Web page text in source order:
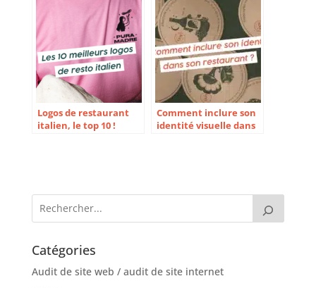
Logos de restaurant
italien, le top 10 !
Comment inclure son
identité visuelle dans
Catégories
Audit de site web / audit de site internet